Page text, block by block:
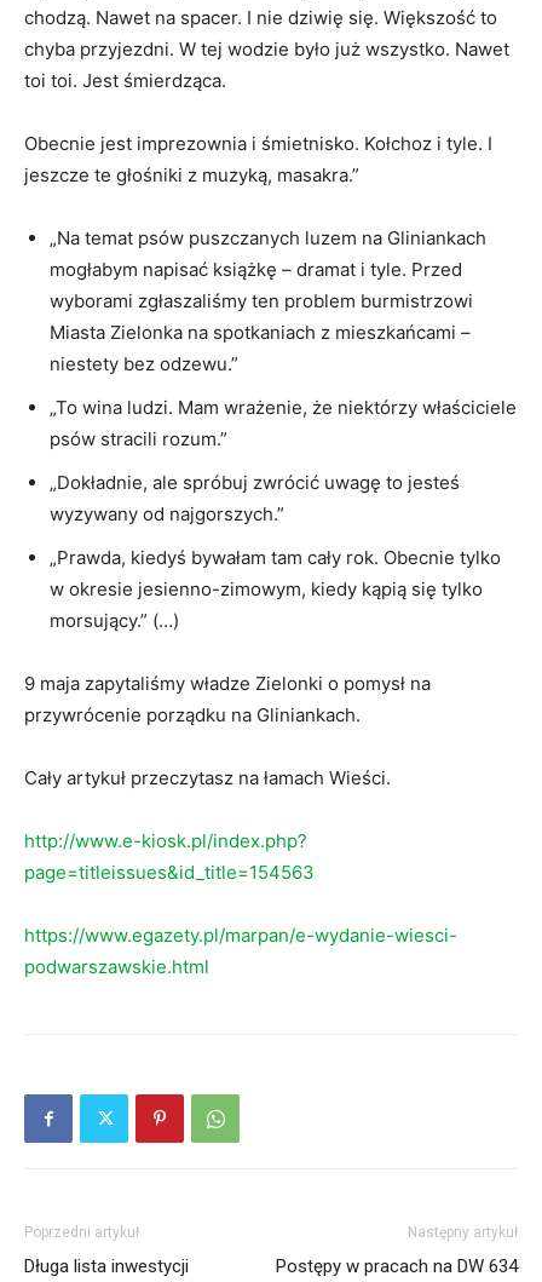
chodzą. Nawet na spacer. I nie dziwię się. Większość to
chyba przyjezdni. W tej wodzie było już wszystko. Nawet
toi toi. Jest śmierdząca.
Obecnie jest imprezownia i śmietnisko. Kołchoz i tyle. I
jeszcze te głośniki z muzyką, masakra.”
„Na temat psów puszczanych luzem na Gliniankach
mogłabym napisać książkę – dramat i tyle. Przed
wyborami zgłaszaliśmy ten problem burmistrzowi
Miasta Zielonka na spotkaniach z mieszkańcami –
niestety bez odzewu.”
„To wina ludzi. Mam wrażenie, że niektórzy właściciele
psów stracili rozum.”
„Dokładnie, ale spróbuj zwrócić uwagę to jesteś
wyzywany od najgorszych.”
„Prawda, kiedyś bywałam tam cały rok. Obecnie tylko
w okresie jesienno-zimowym, kiedy kąpią się tylko
morsujący.” (…)
9 maja zapytaliśmy władze Zielonki o pomysł na
przywrócenie porządku na Gliniankach.
Cały artykuł przeczytasz na łamach Wieści.
http://www.e-kiosk.pl/index.php?
page=titleissues&id_title=154563
https://www.egazety.pl/marpan/e-wydanie-wiesci-
podwarszawskie.html
Poprzedni artykuł
Długa lista inwestycji
Następny artykuł
Postępy w pracach na DW 634